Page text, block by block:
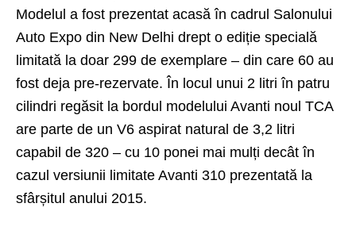
Modelul a fost prezentat acasă în cadrul Salonului
Auto Expo din New Delhi drept o ediție specială
limitată la doar 299 de exemplare – din care 60 au
fost deja pre-rezervate. În locul unui 2 litri în patru
cilindri regăsit la bordul modelului Avanti noul TCA
are parte de un V6 aspirat natural de 3,2 litri
capabil de 320 – cu 10 ponei mai mulți decât în
cazul versiunii limitate Avanti 310 prezentată la
sfârșitul anului 2015.